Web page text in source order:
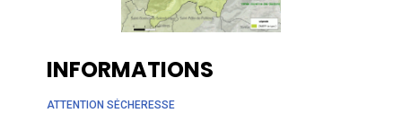
INFORMATIONS
ATTENTION SÉCHERESSE